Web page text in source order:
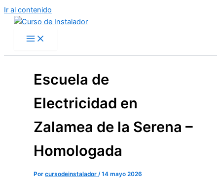
Ir al contenido
Escuela de
Electricidad en
Zalamea de la Serena –
Homologada
Por cursodeinstalador /14 mayo 2026